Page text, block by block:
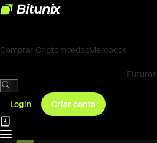
Comprar CriptomoedasMercados
Futuros
Login
Criar conta